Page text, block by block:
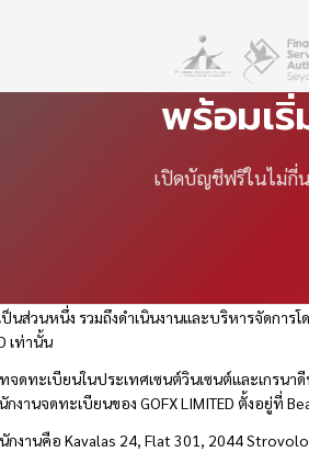
พร้อมเ
เปิดบัญชีฟรีในไม่กี่น
ป็นส่วนหนึ่ง รวมถึงดำเนินงานและบริหารจัดการ
เท่านั้น
ทจดทะเบียนในประเทศเซนต์วินเซนต์และเกรน
นักงานจดทะเบียนของ GOFX LIMITED ตั้งอยู่
กงานคือ Kavalas 24, Flat 301, 2044